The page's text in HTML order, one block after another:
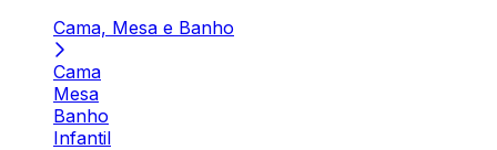
Cama, Mesa e Banho
Cama
Mesa
Banho
Infantil